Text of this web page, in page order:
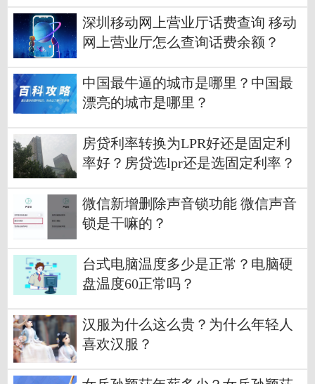
深圳移动网上营业厅话费查询 移动
网上营业厅怎么查询话费余额？
中国最牛逼的城市是哪里？中国最
漂亮的城市是哪里？
房贷利率转换为LPR好还是固定利
率好？房贷选lpr还是选固定利率？
微信新增删除声音锁功能 微信声音
锁是干嘛的？
台式电脑温度多少是正常？电脑硬
盘温度60正常吗？
汉服为什么这么贵？为什么年轻人
喜欢汉服？